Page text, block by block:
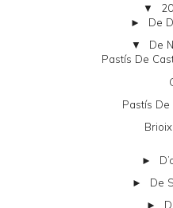
▼
► De
▼ De
Pastís De
Pastís De
►
► De
►